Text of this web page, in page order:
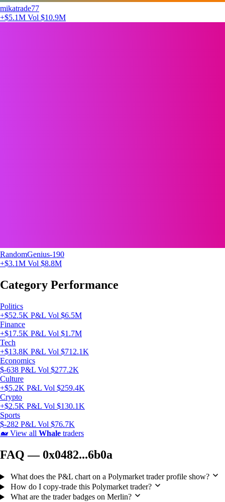
mikatrade77
+$5.1M Vol $10.9M
RandomGenius-190
+$3.1M Vol $8.8M
Category Performance
Politics
+$52.5K P&L Vol $6.5M
Finance
+$17.5K P&L Vol $1.7M
Tech
+$13.8K P&L Vol $712.1K
Economics
$-638 P&L Vol $277.2K
Culture
+$5.2K P&L Vol $259.4K
Crypto
+$2.5K P&L Vol $130.1K
Sports
$-282 P&L Vol $76.7K
🐋 View all Whale traders
FAQ — 0x0482...6b0a
What does the P&L chart on a Polymarket trader profile show?
How do I copy-trade this Polymarket trader?
What are the trader badges on Merlin?